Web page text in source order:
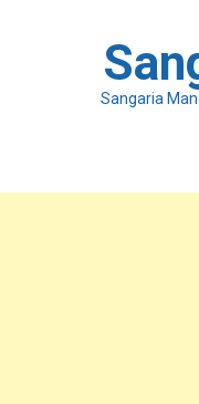
Sangaria